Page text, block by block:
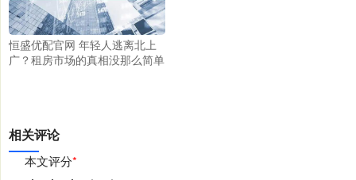
恒盛优配官网 年轻人逃离北上
广？租房市场的真相没那么简单
相关评论
本文评分*